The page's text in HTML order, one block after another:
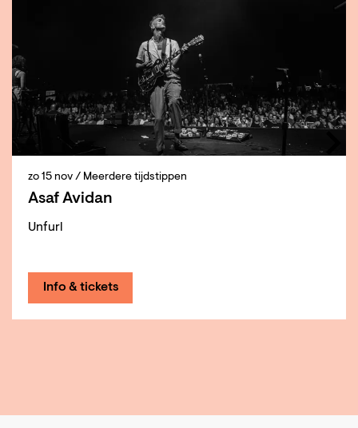
Asaf Avidan
Unfurl
zo 15 nov / Meerdere tijdstippen
Info & tickets